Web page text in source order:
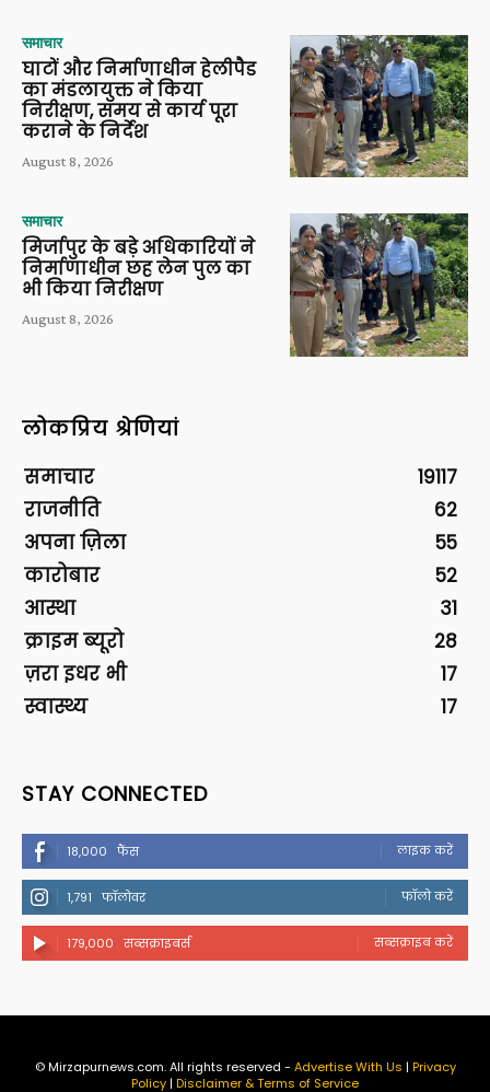
समाचार
घाटों और निर्माणाधीन हेलीपैड
का मंडलायुक्त ने किया
निरीक्षण, समय से कार्य पूरा
कराने के निर्देश
August 8, 2026
समाचार
मिर्जापुर के बड़े अधिकारियों ने
निर्माणाधीन छह लेन पुल का
भी किया निरीक्षण
August 8, 2026
लोकप्रिय श्रेणियां
समाचार
19117
राजनीति
62
अपना ज़िला
55
कारोबार
52
आस्था
31
क्राइम ब्यूरो
28
ज़रा इधर भी
17
स्वास्थ्य
17
STAY CONNECTED
18,000 फैंस लाइक करें
1,791 फॉलोवर फॉलो करें
179,000 सब्सक्राइबर्स सब्सक्राइब करें
© Mirzapurnews.com. All rights reserved - Advertise With Us | Privacy
Policy| Disclaimer & Terms of Service